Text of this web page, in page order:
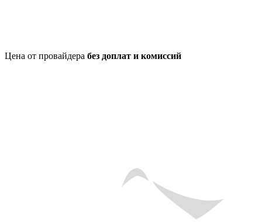
Цена от провайдера без доплат и комиссий